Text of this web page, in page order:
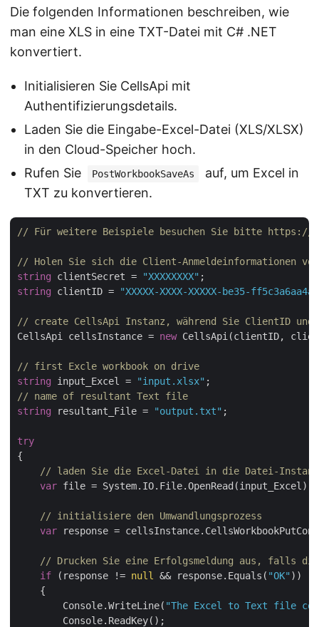
Die folgenden Informationen beschreiben, wie
man eine XLS in eine TXT-Datei mit C# .NET
konvertiert.
Initialisieren Sie CellsApi mit
Authentifizierungsdetails.
Laden Sie die Eingabe-Excel-Datei (XLS/XLSX)
in den Cloud-Speicher hoch.
Rufen Sie
PostWorkbookSaveAs
auf, um Excel in
TXT zu konvertieren.
// Für weitere Beispiele besuchen Sie bitte https://
// Holen Sie sich die Client-Anmeldeinformationen
string clientSecret = "XXXXXXXX"
string clientID = "XXXXX-XXXX-XXXXX-be35-
// create CellsApi Instanz, während Sie ClientID und
CellsApi cellsInstance = new CellsApi(clientID,
// first Excle workbook on drive
string input_Excel = "input.xlsx"
// name of resultant Text file
string resultant_File = "output.txt" ;
try
{
// laden Sie die Excel-Datei in die Datei-Instanz
var file = System.IO.File.OpenRead(input_Excel);
// initialisiere den Umwandlungsprozess
var response =
// Drucken Sie eine Erfolgsmeldung aus, falls
if (response != null && response.Equals( "OK" ))
    {
        Console.WriteLine(
"The Excel to Text file
        Console.ReadKey();